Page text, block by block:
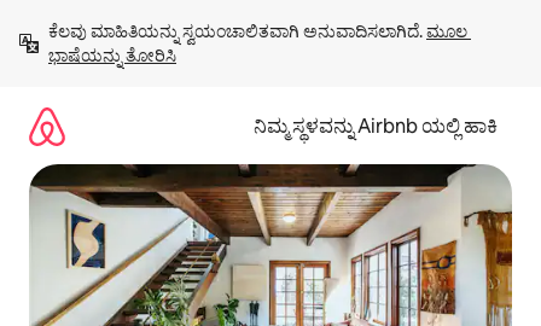
ಹೋಗಿ
ಕೆಲವು ಮಾಹಿತಿಯನ್ನು ಸ್ವಯಂಚಾಲಿತವಾಗಿ ಅನುವಾದಿಸಲಾಗಿದೆ. ಮೂಲ
ಭಾಷೆಯನ್ನು ತೋರಿಸಿ
ನಿಮ್ಮ ಸ್ಥಳವನ್ನು Airbnb ಯಲ್ಲಿ ಹಾಕಿ